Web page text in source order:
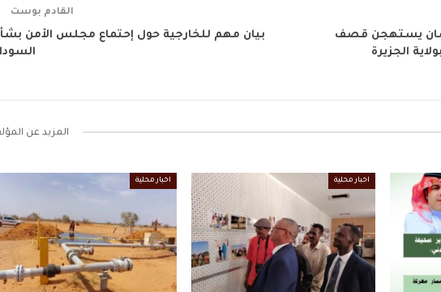
يستهجن قصف
الجزيرة
القادم بوست
بيان مهم للخارجية حول إحتماع مجلس الأمن
المزيد عن
اخبار محلية اخبار محلية